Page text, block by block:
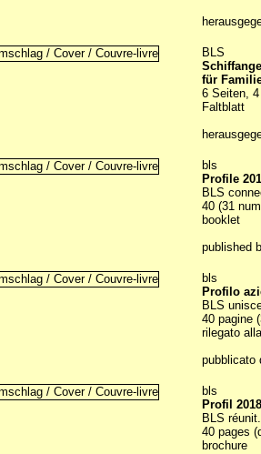
BLS
für
6 Seiten,
Faltblatt
bls
Profile
BLS
40 (31
booklet
published
bls
Profilo
BLS
40 pagine
rilegato
pubblicato
bls
Profil 2018
BLS réunit.
40 pages
brochure